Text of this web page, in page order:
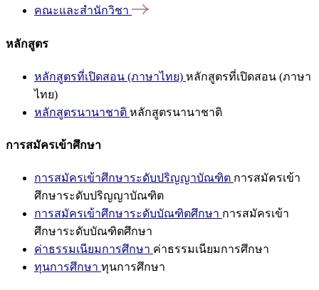
คณะและสำนักวิชา
หลักสูตร
หลักสูตรที่เปิดสอน (ภาษาไทย) หลักสูตรที่เปิดสอน (ภาษา
ไทย)
หลักสูตรนานาชาติ หลักสูตรนานาชาติ
การสมัครเข้าศึกษา
การสมัครเข้าศึกษาระดับปริญญาบัณฑิต การสมัครเข้า
ศึกษาระดับปริญญาบัณฑิต
การสมัครเข้าศึกษาระดับบัณฑิตศึกษา การสมัครเข้า
ศึกษาระดับบัณฑิตศึกษา
ค่าธรรมเนียมการศึกษา ค่าธรรมเนียมการศึกษา
ทุนการศึกษา ทุนการศึกษา